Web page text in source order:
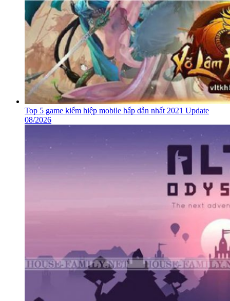
Top 5 game kiếm hiệp mobile hấp dẫn nhất 2021 Update
08/2026